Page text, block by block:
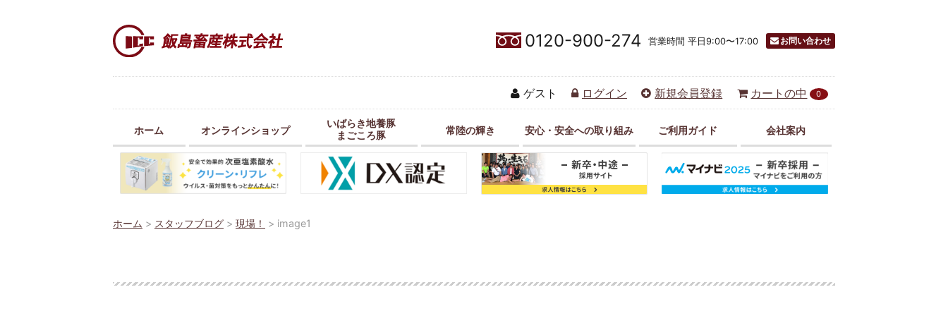
0120-900-274 営業時間 平日9:00〜17:00 お問い合わせ
ゲスト ログイン 新規会員登録 カートの中 0
ホーム オンラインショップ
いばらき地養豚
まごころ豚
常陸の輝き 安心・安全への取り組み ご利用ガイド 会社案内
ホーム > スタッフブログ > 現場！ > image1